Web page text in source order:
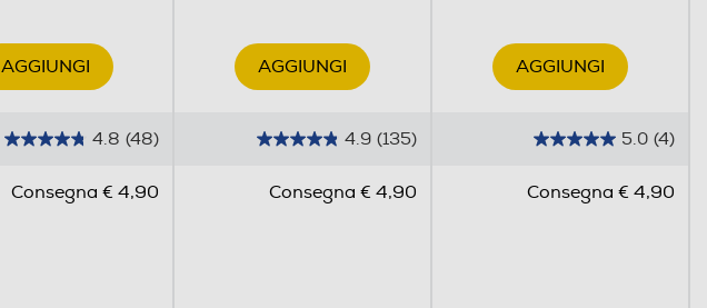
AGGIUNGI AGGIUNGI AGGIUNGI
4.8 (48) 4.9 (135) 5.0 (4)
Consegna € 4,90 Consegna € 4,90 Consegna € 4,90